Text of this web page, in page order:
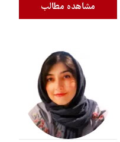
مشاهده مطالب